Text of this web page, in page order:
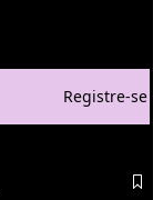
Registre-se